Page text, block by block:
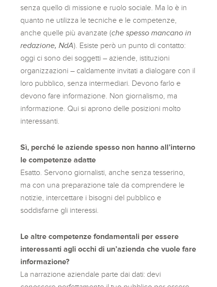
senza quello di missione e ruolo sociale. Ma lo è in
quanto ne utilizza le tecniche e le competenze,
anche quelle più avanzate (che spesso mancano in
redazione, NdA). Esiste però un punto di contatto:
oggi ci sono dei soggetti – aziende, istituzioni
organizzazioni – caldamente invitati a dialogare con il
loro pubblico, senza intermediari. Devono farlo e
devono fare informazione. Non giornalismo, ma
informazione. Qui si aprono delle posizioni molto
interessanti.
Sì, perché le aziende spesso non hanno all’interno
le competenze adatte
Esatto. Servono giornalisti, anche senza tesserino,
ma con una preparazione tale da comprendere le
notizie, intercettare i bisogni del pubblico e
soddisfarne gli interessi.
Le altre competenze fondamentali per essere
interessanti agli occhi di un’azienda che vuole fare
informazione?
La narrazione aziendale parte dai dati: devi